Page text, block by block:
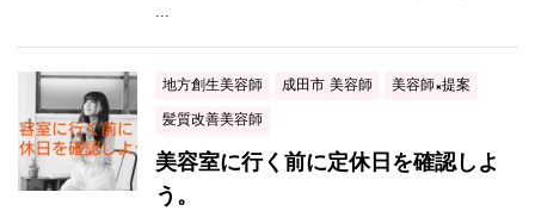
...
地方創生美容師 成田市 美容師 美容師×提案
髪質改善美容師
美容室に行く前に定休日を確認しよ
う。